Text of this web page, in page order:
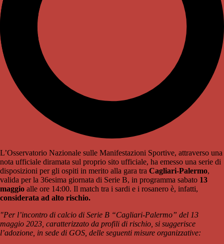
L’Osservatorio Nazionale sulle Manifestazioni Sportive, attraverso una
nota ufficiale diramata sul proprio sito ufficiale, ha emesso una serie di
disposizioni per gli ospiti in merito alla gara tra Cagliari-Palermo,
valida per la 36esima giornata di Serie B, in programma sabato 13
maggio alle ore 14:00. Il match tra i sardi e i rosanero è, infatti,
considerata ad alto rischio.
"Per l’incontro di calcio di Serie B “Cagliari-Palermo” del 13
maggio 2023, caratterizzato da profili di rischio, si suggerisce
l’adozione, in sede di GOS, delle seguenti misure organizzative: